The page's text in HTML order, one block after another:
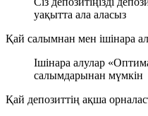
уақытта ала аласыз
Қай салымнан мен ішінара
Ішінара алулар
салымдарынан мүмкін
Қай депозиттің ақша